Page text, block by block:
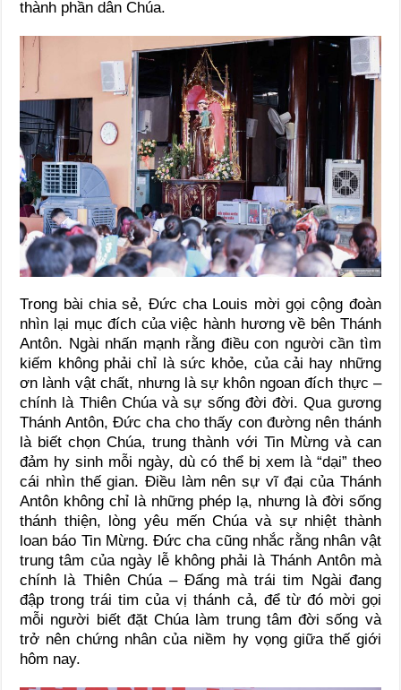
thành phần dân Chúa.
Trong bài chia sẻ, Đức cha Louis mời gọi cộng đoàn
nhìn lại mục đích của việc hành hương về bên Thánh
Antôn. Ngài nhấn mạnh rằng điều con người cần tìm
kiếm không phải chỉ là sức khỏe, của cải hay những
ơn lành vật chất, nhưng là sự khôn ngoan đích thực –
chính là Thiên Chúa và sự sống đời đời. Qua gương
Thánh Antôn, Đức cha cho thấy con đường nên thánh
là biết chọn Chúa, trung thành với Tin Mừng và can
đảm hy sinh mỗi ngày, dù có thể bị xem là “dại” theo
cái nhìn thế gian. Điều làm nên sự vĩ đại của Thánh
Antôn không chỉ là những phép lạ, nhưng là đời sống
thánh thiện, lòng yêu mến Chúa và sự nhiệt thành
loan báo Tin Mừng. Đức cha cũng nhắc rằng nhân vật
trung tâm của ngày lễ không phải là Thánh Antôn mà
chính là Thiên Chúa – Đấng mà trái tim Ngài đang
đập trong trái tim của vị thánh cả, để từ đó mời gọi
mỗi người biết đặt Chúa làm trung tâm đời sống và
trở nên chứng nhân của niềm hy vọng giữa thế giới
hôm nay.